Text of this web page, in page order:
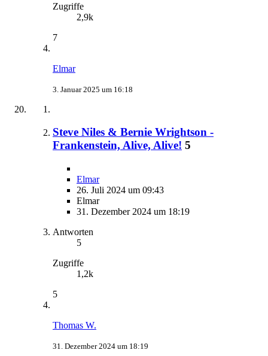
Zugriffe
2,9k
7
Elmar
3. Januar 2025 um 16:18
Steve Niles & Bernie Wrightson -
Frankenstein, Alive, Alive! 5
Elmar
26. Juli 2024 um 09:43
Elmar
31. Dezember 2024 um 18:19
Antworten
5
Zugriffe
1,2k
5
Thomas W.
31. Dezember 2024 um 18:19